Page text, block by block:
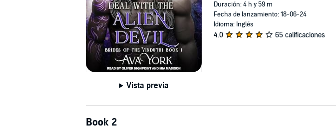
Vista previa
Duración: 4 h y 59 m
Fecha de lanzamiento: 18-06-24
Idioma: Inglés
4.0 65 calificaciones
Book 2